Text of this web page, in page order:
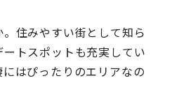
住みやすい街として知ら
トスポットも充実してい
はぴったりのエリアなの